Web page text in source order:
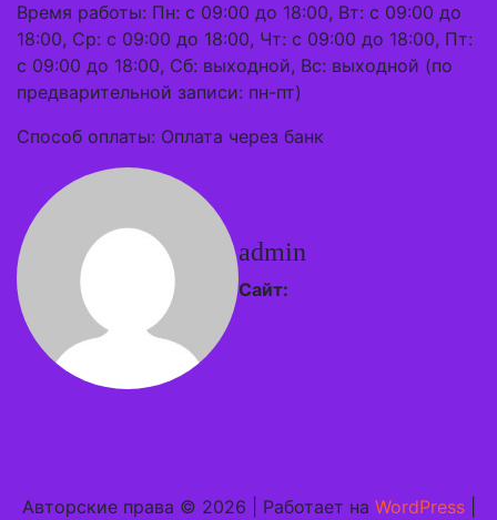
Время работы: Пн: с 09:00 до 18:00, Вт: с 09:00 до
18:00, Ср: с 09:00 до 18:00, Чт: с 09:00 до 18:00, Пт:
с 09:00 до 18:00, Сб: выходной, Вс: выходной (по
предварительной записи: пн-пт)
Способ оплаты: Оплата через банк
admin
Сайт:
Авторские права © 2026 | Работает на WordPress